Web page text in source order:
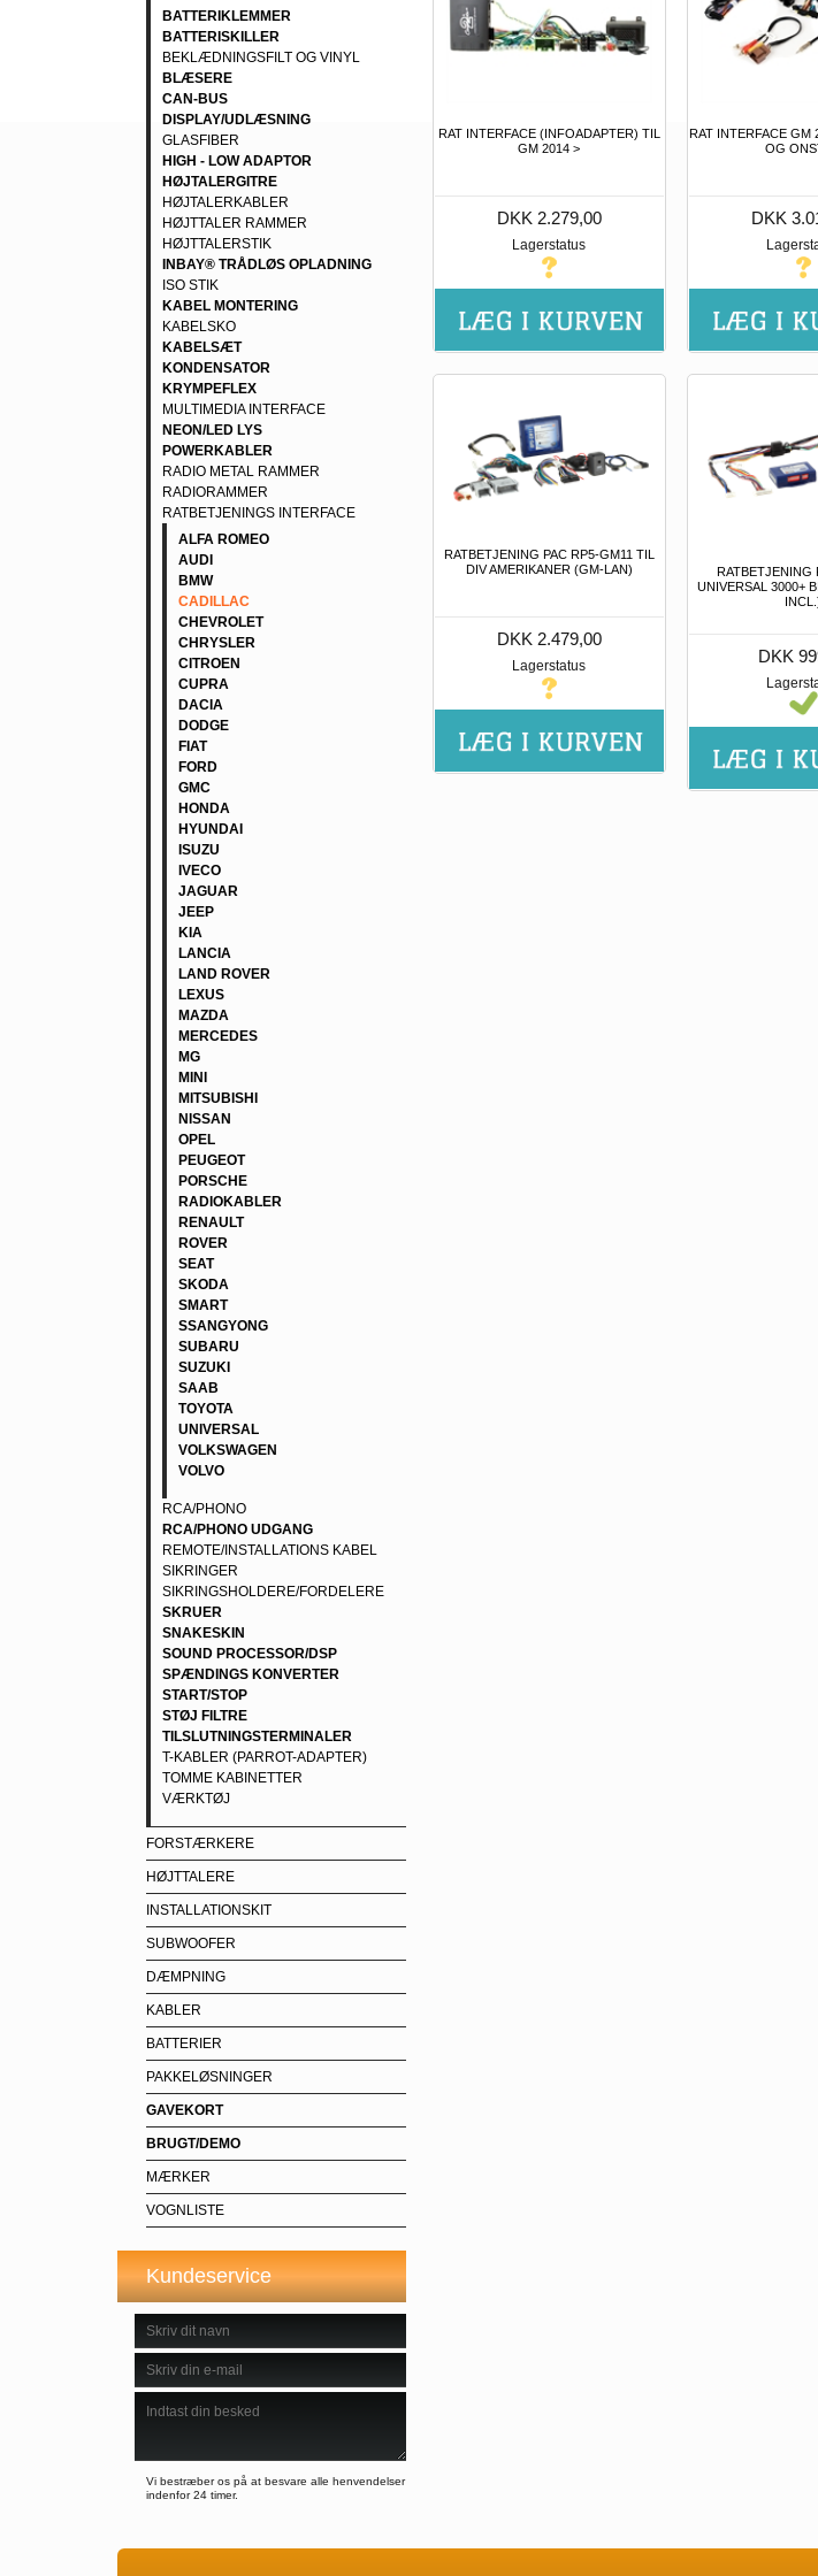
BATTERIKLEMMER
BATTERISKILLER
BEKLÆDNINGSFILT OG VINYL
BLÆSERE
CAN-BUS
DISPLAY/UDLÆSNING
GLASFIBER
HIGH - LOW ADAPTOR
HØJTALERGITRE
HØJTALERKABLER
HØJTTALER RAMMER
HØJTTALERSTIK
INBAY® TRÅDLØS OPLADNING
ISO STIK
KABEL MONTERING
KABELSKO
KABELSÆT
KONDENSATOR
KRYMPEFLEX
MULTIMEDIA INTERFACE
NEON/LED LYS
POWERKABLER
RADIO METAL RAMMER
RADIORAMMER
RATBETJENINGS INTERFACE
ALFA ROMEO
AUDI
BMW
CADILLAC
CHEVROLET
CHRYSLER
CITROEN
CUPRA
DACIA
DODGE
FIAT
FORD
GMC
HONDA
HYUNDAI
ISUZU
IVECO
JAGUAR
JEEP
KIA
LANCIA
LAND ROVER
LEXUS
MAZDA
MERCEDES
MG
MINI
MITSUBISHI
NISSAN
OPEL
PEUGEOT
PORSCHE
RADIOKABLER
RENAULT
ROVER
SEAT
SKODA
SMART
SSANGYONG
SUBARU
SUZUKI
SAAB
TOYOTA
UNIVERSAL
VOLKSWAGEN
VOLVO
RCA/PHONO
RCA/PHONO UDGANG
REMOTE/INSTALLATIONS KABEL
SIKRINGER
SIKRINGSHOLDERE/FORDELERE
SKRUER
SNAKESKIN
SOUND PROCESSOR/DSP
SPÆNDINGS KONVERTER
START/STOP
STØJ FILTRE
TILSLUTNINGSTERMINALER
T-KABLER (PARROT-ADAPTER)
TOMME KABINETTER
VÆRKTØJ
FORSTÆRKERE
HØJTTALERE
INSTALLATIONSKIT
SUBWOOFER
DÆMPNING
KABLER
BATTERIER
PAKKELØSNINGER
GAVEKORT
BRUGT/DEMO
MÆRKER
VOGNLISTE
Kundeservice
Vi bestræber os på at besvare alle henvendelser
indenfor 24 timer.
RAT INTERFACE (INFOADAPTER) TIL
GM 2014 >
DKK 2.279,00
Lagerstatus
RAT INTERFACE GM
OG
DKK
RATBETJENING PAC RP5-GM11 TIL
DIV AMERIKANER (GM-LAN)
DKK 2.479,00
Lagerstatus
RATBETJENING
UNIVERSAL 3000+
DKK